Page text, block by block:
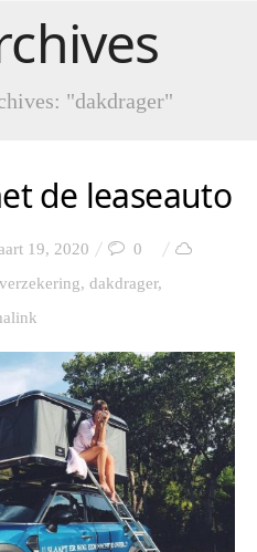
"dakdrager"
de leaseauto
19, 2020
0
, dakdrager,